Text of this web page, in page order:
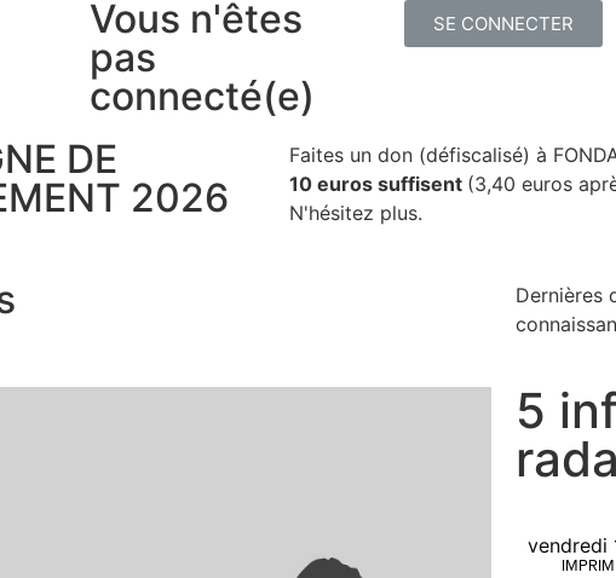
Vous n'êtes
pas
connecté(e)
SE CONNECTER
DE
2026
Faites un don (défiscalisé) à
10 euros suffisent (3,40 euros
N'hésitez plus.
Dernières
5
vendredi